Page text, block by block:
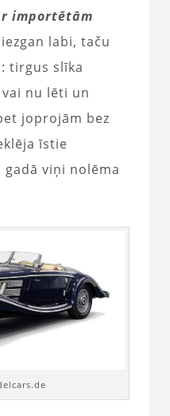
importētām
labi, taču
tirgus slīka
nu lēti un
joprojām bez
īstie
gadā viņi nolēma